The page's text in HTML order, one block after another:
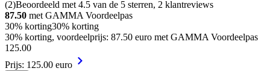
(2)Beoordeeld met 4.5 van de 5 sterren, 2 klantreviews
87.50 met GAMMA Voordeelpas
30% korting30% korting
30% korting, voordeelprijs: 87.50 euro met GAMMA Voordeelpas
125.00
Prijs: 125.00 euro